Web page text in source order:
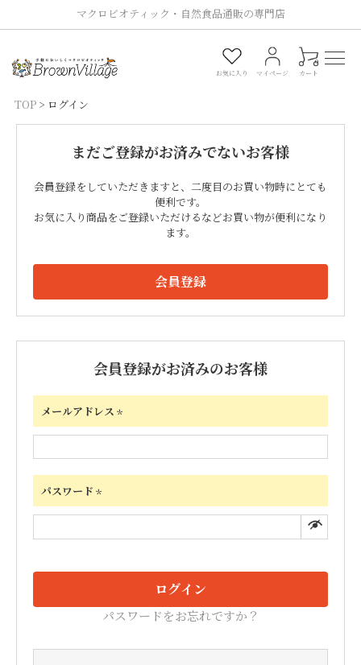
マクロビオティック・自然食品通販の専門店
お気に入り マイページ カート
0
TOP ログイン
まだご登録がお済みでないお客様
会員登録をしていただきますと、二度目のお買い物時にとても
便利です。
お気に入り商品をご登録いただけるなどお買い物が便利になり
ます。
会員登録
会員登録がお済みのお客様
メールアドレス
(必
パスワード
(必
ログイン
パスワードをお忘れですか？